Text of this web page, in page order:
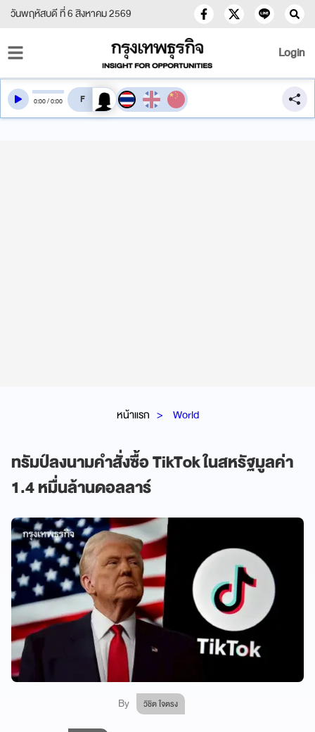
วันพฤหัสบดี ที่ 6 สิงหาคม 2569
Login
หน้าแรก World
ทรัมป์ลงนามคำสั่งซื้อ TikTok ในสหรัฐมูลค่า
1.4 หมื่นล้านดอลลาร์
By วิชิต ใจตรง
0:00/0:00 สลับเสียงอ่าน